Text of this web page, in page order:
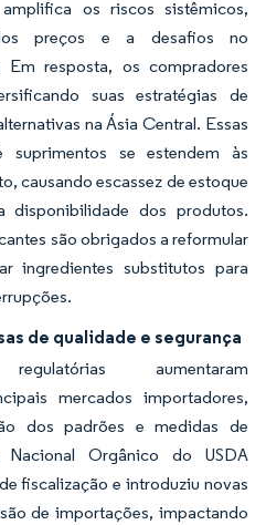
os riscos sistêmicos,
preços e a desafios no
resposta, os compradores
suas estratégias de
na Ásia Central. Essas
suprimentos se estendem às
causando escassez de estoque
disponibilidade dos produtos.
são obrigados a reformular
ingredientes substitutos para
de qualidade e segurança
aumentaram
mercados importadores,
dos padrões e medidas de
Orgânico do USDA
fiscalização e introduziu novas
de importações, impactando